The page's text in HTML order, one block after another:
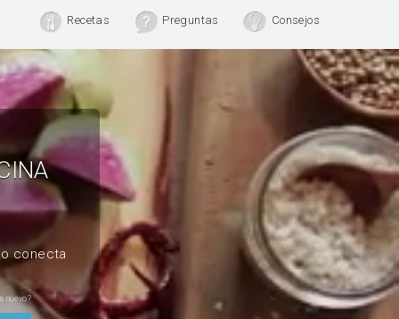
Recetas Preguntas Consejos
conecta
nuevo?